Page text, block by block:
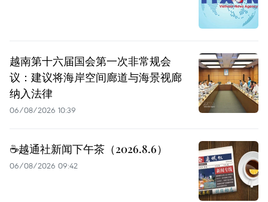
越南第十六届国会第一次非常规会
议：建议将海岸空间廊道与海景视廊
纳入法律
06/08/2026 10:39
☕️越通社新闻下午茶（2026.8.6）
06/08/2026 09:42